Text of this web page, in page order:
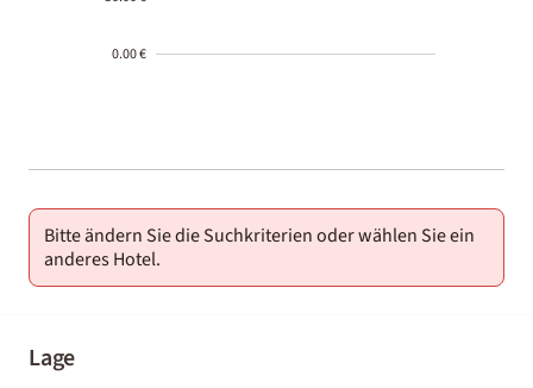
0.00 €
01-02
Bitte ändern Sie die Suchkriterien oder wählen Sie ein
anderes Hotel.
Lage